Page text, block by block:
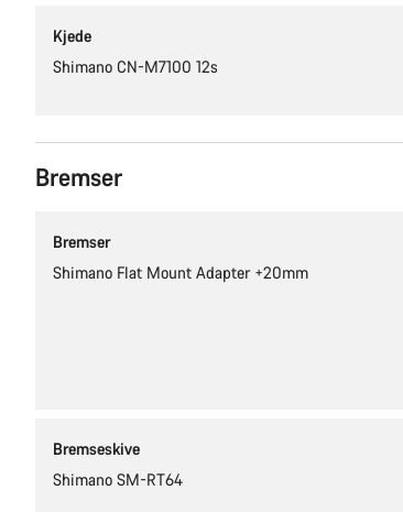
Kjede
Shimano CN-M7100 12s
Bremser
Bremser
Shimano Flat Mount Adapter +20mm
Bremseskive
Shimano SM-RT64